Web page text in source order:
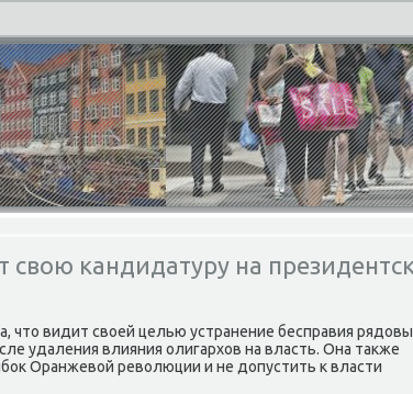
кандидатуру на
что видит своей целью устранение бесправия
удаления влияния олигархов на власть. Она также
Оранжевой революции и не допустить к власти